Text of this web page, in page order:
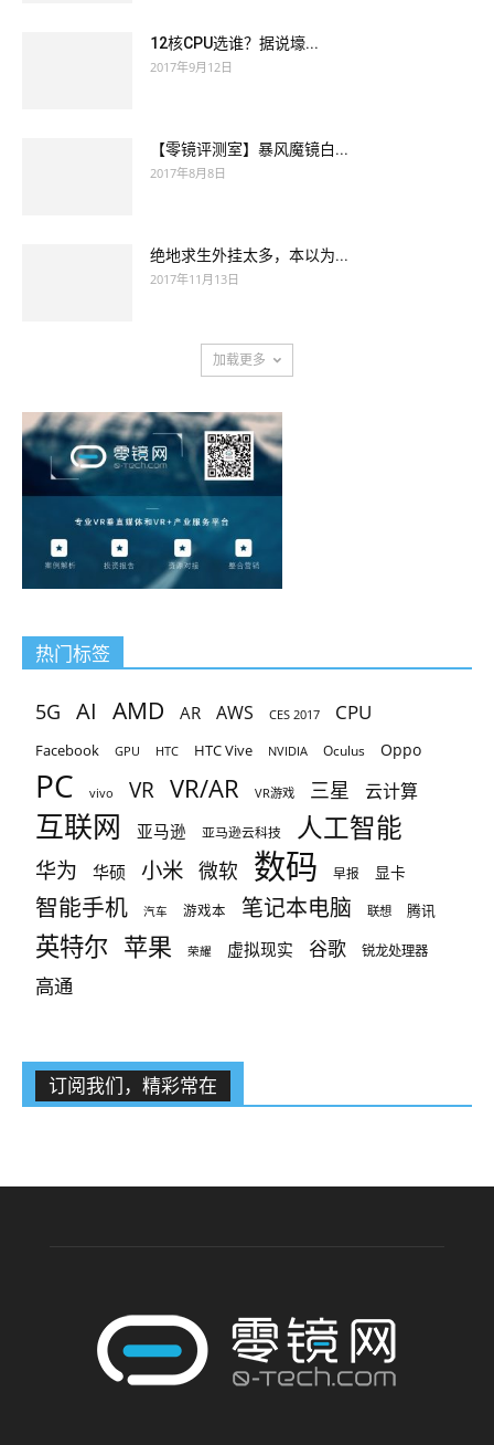
12核CPU选谁？据说壕...
2017年9月12日
【零镜评测室】暴风魔镜白...
2017年8月8日
绝地求生外挂太多，本以为...
2017年11月13日
加载更多
热门标签
5G AI AMD AR AWS CES 2017 CPU
Facebook GPU HTC HTC Vive NVIDIA Oculus Oppo
PC vivo VR VR/AR VR游戏 三星 云计算
互联网 亚马逊 亚马逊云科技 人工智能
华为 华硕 小米 微软 数码 早报 显卡
智能手机 汽车 游戏本 笔记本电脑 联想 腾讯
英特尔 苹果 荣耀 虚拟现实 谷歌 锐龙处理器
高通
订阅我们，精彩常在